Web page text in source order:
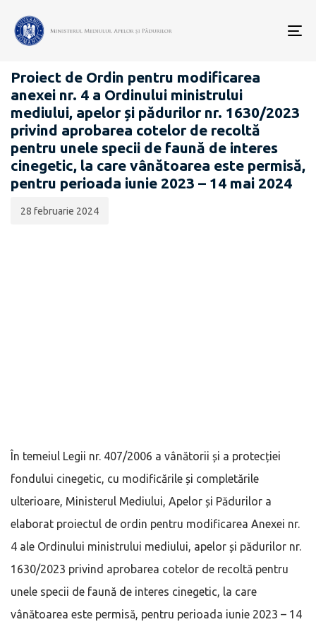
PROIECTE ACTE NORMATIVE
Proiect de Ordin pentru modificarea
anexei nr. 4 a Ordinului ministrului
mediului, apelor și pădurilor nr. 1630/2023
privind aprobarea cotelor de recoltă
pentru unele specii de faună de interes
cinegetic, la care vânătoarea este permisă,
pentru perioada iunie 2023 – 14 mai 2024
publicării:
28 februarie 2024
În temeiul Legii nr. 407/2006 a vânătorii și a protecției
fondului cinegetic, cu modificările și completările
ulterioare, Ministerul Mediului, Apelor și Pădurilor a
elaborat proiectul de ordin pentru modificarea Anexei nr.
4 ale Ordinului ministrului mediului, apelor și pădurilor nr.
1630/2023 privind aprobarea cotelor de recoltă pentru
unele specii de faună de interes cinegetic, la care
vânătoarea este permisă, pentru perioada iunie 2023 – 14